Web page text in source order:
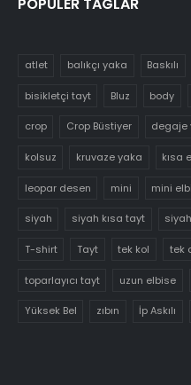
atlet balıkçı yaka Baskılı
bisikletçi tayt Bluz body
crop Crop Büstiyer degaje
kolsuz kruvaze yaka kısa
leopar desen mini mini
siyah siyah kısa tayt
T-shirt Tayt tek kol tek
toparlayıcı tayt uzun elbise
Yüksek Bel zıbın İp Askılı